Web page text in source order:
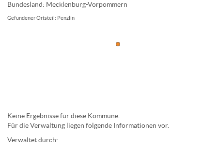
Bundesland: Mecklenburg-Vorpommern
Gefundener Ortsteil: Penzlin
Keine Ergebnisse für diese Kommune.
Für die Verwaltung liegen folgende Informationen vor.
Verwaltet durch: